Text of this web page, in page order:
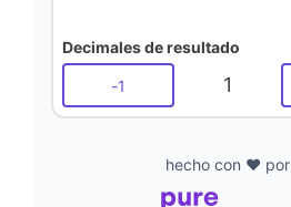
Decimales de resultado
-1 1
hecho con ❤️ por